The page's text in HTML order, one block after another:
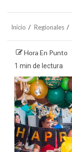
Inicio Regionales
Hora En Punto
1 min de lectura